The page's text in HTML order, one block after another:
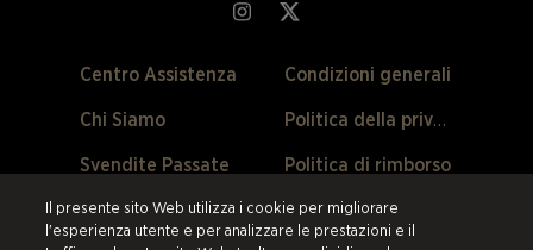
Centro Assistenza
Chi Siamo
Svendite Passate
Preferenze Cookie
Condizioni generali
Politica della privacy
Politica di rimborso
Il presente sito Web utilizza i cookie per migliorare
l'esperienza utente e per analizzare le prestazioni e il